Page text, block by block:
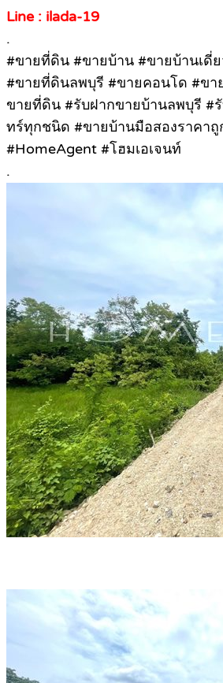
Line : ilada-19
.
#ขายที่ดิน #ขายบ้าน #ขายบ้านเดี่
#ขายที่ดินลพบุรี #ขายคอนโด #ขา
ขายที่ดิน #รับฝากขายบ้านลพบุรี #
ทร์ทุกชนิด #ขายบ้านมือสองราคา
#HomeAgent #โฮมเอเจนท์
.